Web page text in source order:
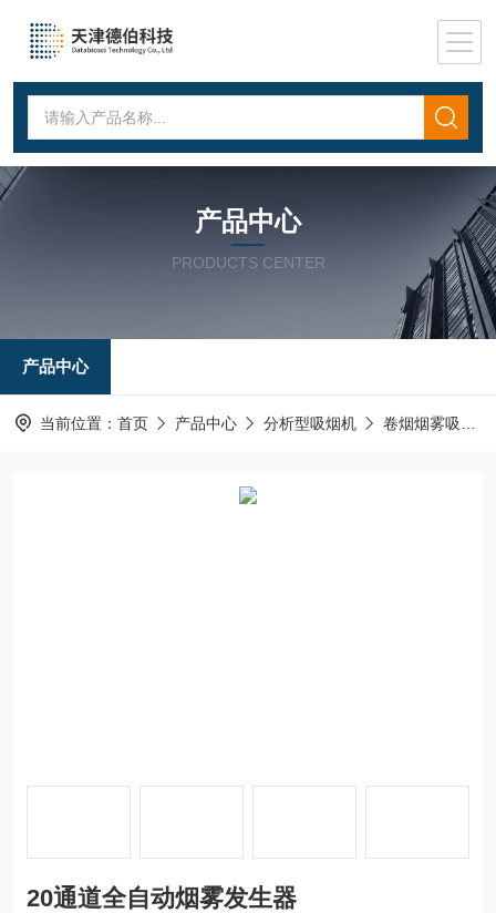
产品中心
PRODUCTS CENTER
产品中心
当前位置： 首页 产品中心 分析型吸烟机 卷烟烟雾吸烟机
20通道全自动烟雾发生器